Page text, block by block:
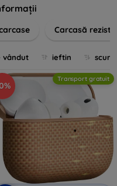
varietatea
nu doar protecție, ci și
Carcasă
vândut ieftin
Transport gratuit